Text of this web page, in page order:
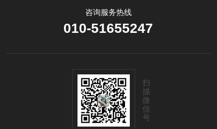
咨询服务热线
010-51655247
扫
描
微
信
号